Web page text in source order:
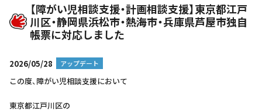
【障がい児相談支援・計画相談支援】東京都江戸
川区・静岡県浜松市・熱海市・兵庫県芦屋市独自
帳票に対応しました
2026/05/28 アップデート
この度、障がい児相談支援において
東京都江戸川区の